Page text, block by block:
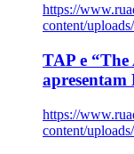
https://
content/
TAP e
apresentam
https://
content/